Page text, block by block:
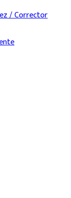
/ Corrector